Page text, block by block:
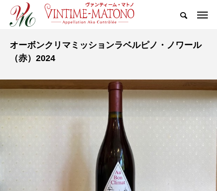
オーボンクリマミッションラベルピノ・ノワール
（赤）2024